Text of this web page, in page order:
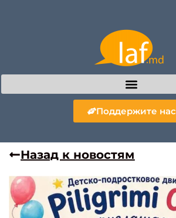
Поддержите нас
Назад к новостям